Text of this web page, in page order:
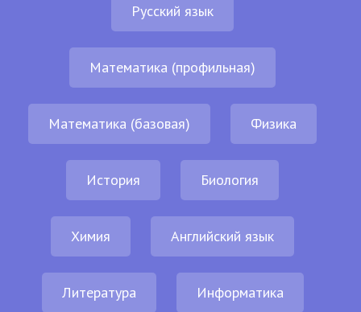
Русский язык
Математика (профильная)
Математика (базовая) Физика
История Биология
Химия Английский язык
Литература Информатика